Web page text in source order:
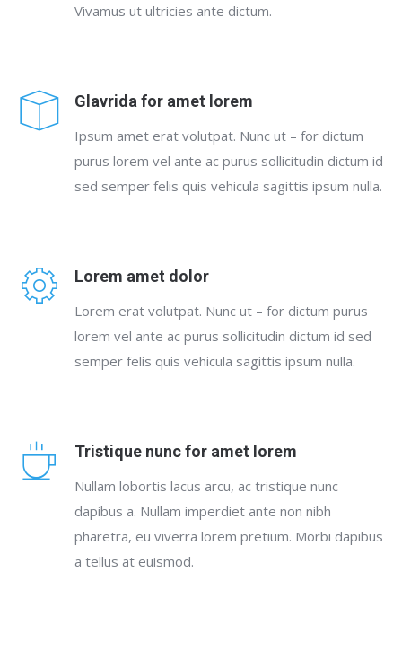
Vivamus ut ultricies ante dictum.
Glavrida for amet lorem
Ipsum amet erat volutpat. Nunc ut – for dictum
purus lorem vel ante ac purus sollicitudin dictum id
sed semper felis quis vehicula sagittis ipsum nulla.
Lorem amet dolor
Lorem erat volutpat. Nunc ut – for dictum purus
lorem vel ante ac purus sollicitudin dictum id sed
semper felis quis vehicula sagittis ipsum nulla.
Tristique nunc for amet lorem
Nullam lobortis lacus arcu, ac tristique nunc
dapibus a. Nullam imperdiet ante non nibh
pharetra, eu viverra lorem pretium. Morbi dapibus
a tellus at euismod.